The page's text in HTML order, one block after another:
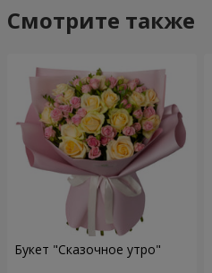
Смотрите также
Букет "Сказочное утро"